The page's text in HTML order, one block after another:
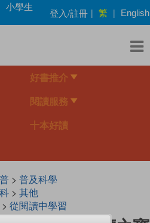
小學生
登入/註冊 | 繁 | English
好書推介
閱讀服務
十本好讀
> 普及科學
> 其他
> 從閱讀中學習